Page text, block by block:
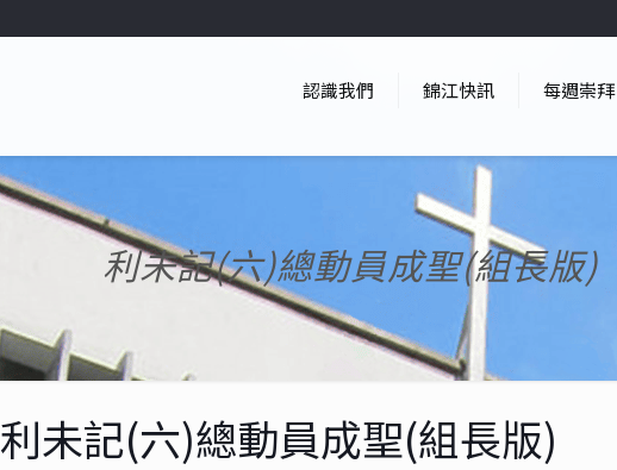
認識我們 錦江快訊 每週崇拜
利未記(六)總動員成聖(組長版)
利未記(六)總動員成聖(組長版)